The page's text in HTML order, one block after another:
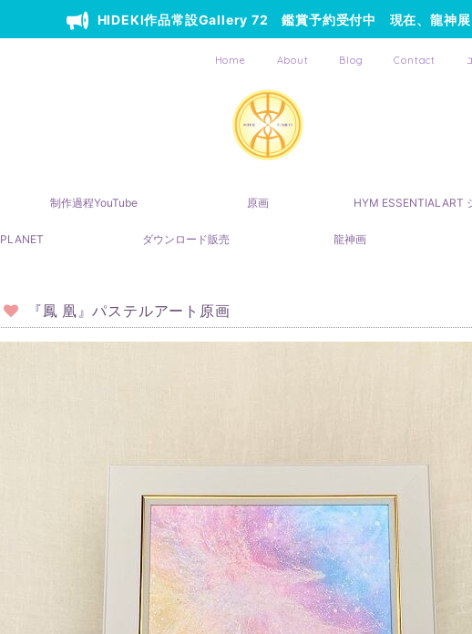
HIDEKI作品常設Gallery 72 鑑賞予約受付中 現在、龍神展
Home About Blog Contact
制作過程YouTube 原画 HYM ESSENTIALART
PLANET ダウンロード販売 龍神画
『鳳 凰』パステルアート原画